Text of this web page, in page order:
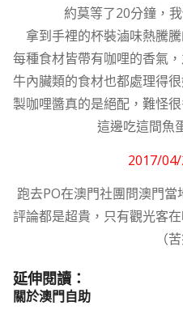
約莫等了20分鐘，
拿到手裡的杯裝滷味熱騰
每種食材皆帶有咖哩的香氣
牛內臟類的食材也都處理得
製咖哩醬真的是絕配，難怪
這邊吃這間魚
2017/04/
跑去PO在澳門社團問澳門
評論都是超貴，只有觀光客
（
延伸閱讀：
關於澳門自助